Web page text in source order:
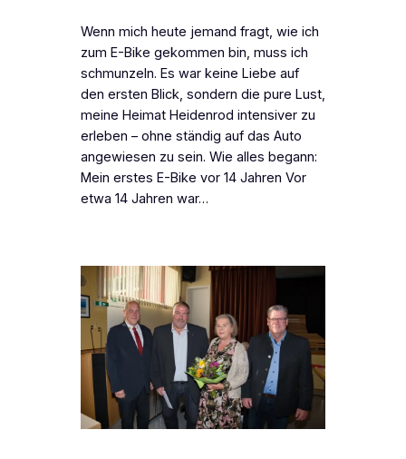
Wenn mich heute jemand fragt, wie ich
zum E-Bike gekommen bin, muss ich
schmunzeln. Es war keine Liebe auf
den ersten Blick, sondern die pure Lust,
meine Heimat Heidenrod intensiver zu
erleben – ohne ständig auf das Auto
angewiesen zu sein. Wie alles begann:
Mein erstes E-Bike vor 14 Jahren Vor
etwa 14 Jahren war…